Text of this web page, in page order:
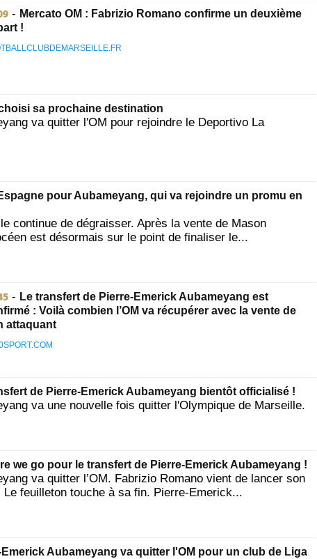
- Mercato OM : Fabrizio Romano confirme un deuxième
!
sa prochaine destination
va quitter l'OM pour rejoindre le Deportivo La
pour Aubameyang, qui va rejoindre un promu en
continue de dégraisser. Après la vente de Mason
est désormais sur le point de finaliser le...
- Le transfert de Pierre-Emerick Aubameyang est
: Voilà combien l’OM va récupérer avec la vente de
attaquant
de Pierre-Emerick Aubameyang bientôt officialisé !
va une nouvelle fois quitter l'Olympique de Marseille.
we go pour le transfert de Pierre-Emerick Aubameyang !
va quitter l’OM. Fabrizio Romano vient de lancer son
feuilleton touche à sa fin. Pierre-Emerick...
Emerick Aubameyang va quitter l'OM pour un club de Liga